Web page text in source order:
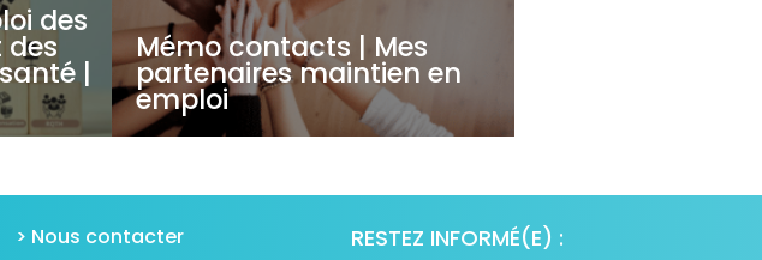
des
|
Mémo contacts | Mes
partenaires maintien en
emploi
> Nous contacter RESTEZ INFORMÉ(E) :